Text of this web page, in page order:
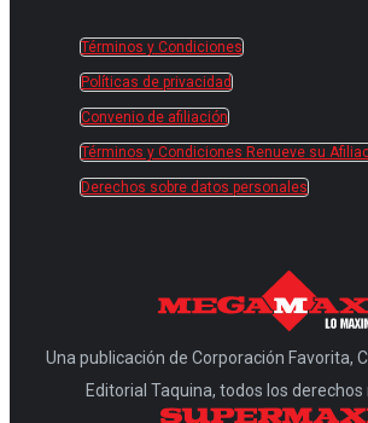
Términos y Condiciones
Políticas de privacidad
Convenio de afiliación
Términos y Condiciones Renueve su
Derechos sobre datos personales
Una publicación de Corporación Favorita,
Editorial Taquina, todos los derechos